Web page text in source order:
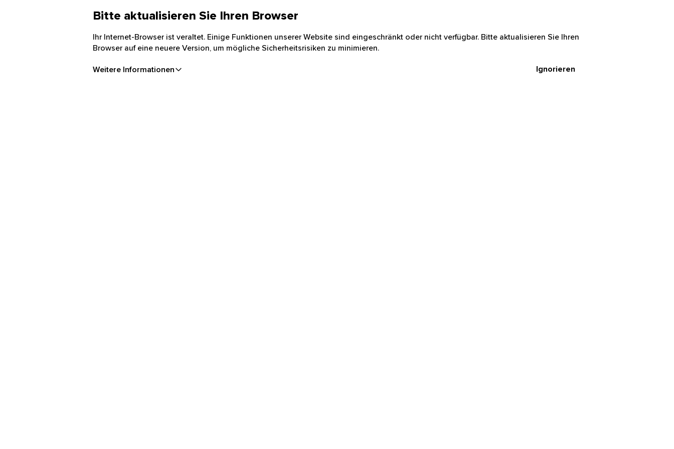
Bitte aktualisieren Sie Ihren Browser
Ihr Internet-Browser ist veraltet. Einige Funktionen unserer Website sind eingeschränkt oder nicht verfügbar. Bitte aktualisieren Sie Ihren
Browser auf eine neuere Version, um mögliche Sicherheitsrisiken zu minimieren.
Weitere Informationen Ignorieren